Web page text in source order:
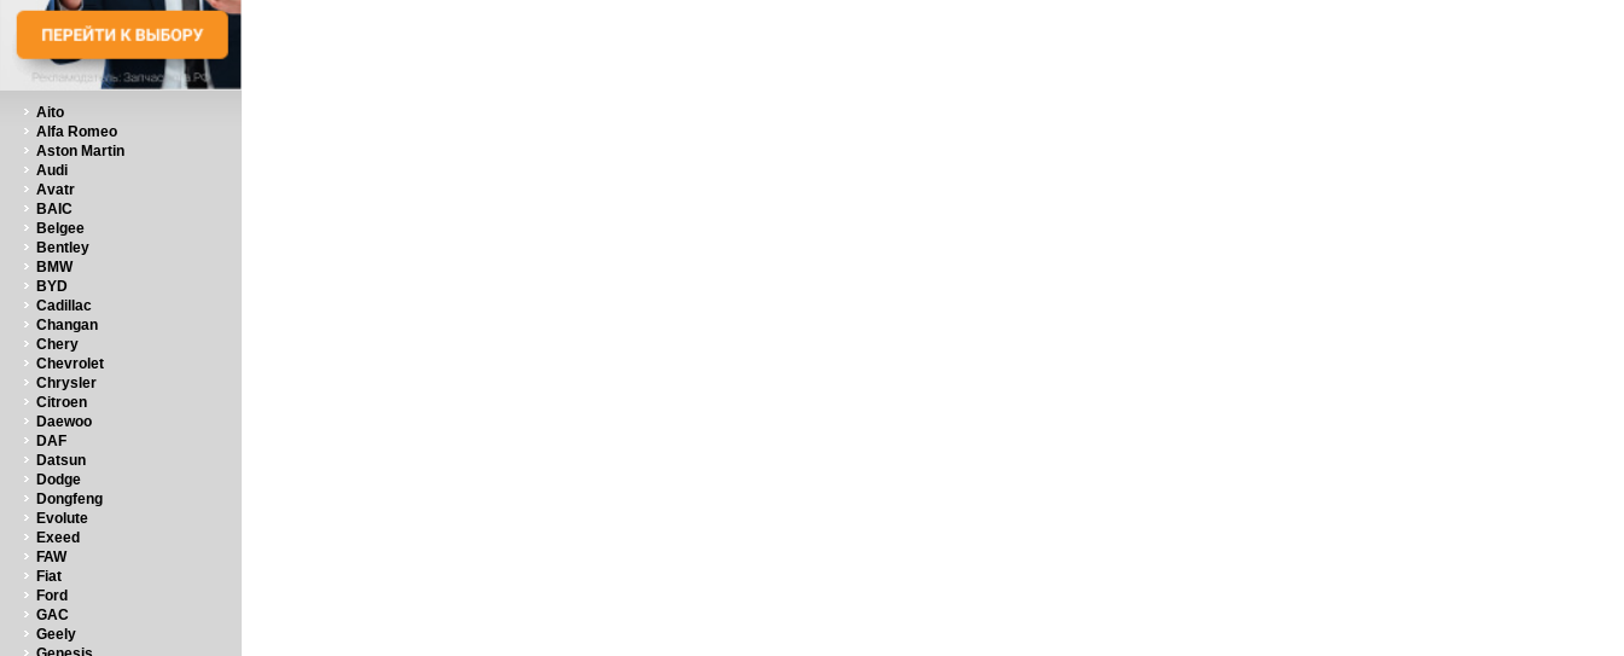
Aito
Alfa Romeo
Aston Martin
Audi
Avatr
BAIC
Belgee
Bentley
BMW
BYD
Cadillac
Changan
Chery
Chevrolet
Chrysler
Citroen
Daewoo
DAF
Datsun
Dodge
Dongfeng
Evolute
Exeed
FAW
Fiat
Ford
GAC
Geely